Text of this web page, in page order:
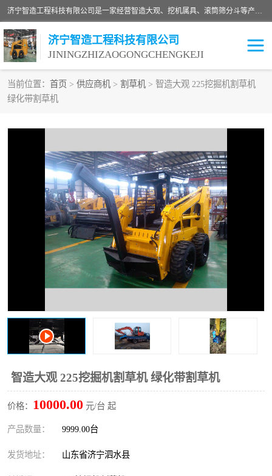
济宁智造工程科技有限公司是一家经营智造大观、挖机属具、滚筒筛分斗等产品的滑移装载机厂家。济宁智造工程科技有限公司奉行以质量赢得用户，诚信为本，互利共赢的宗旨，依靠雄厚的技术力量，科学的管理制度，先进的加工检测设备，始终坚持以客户为中心，免费咨询！
济宁智造工程科技有限公司
JININGZHIZAOGONGCHENGKEJI
当前位置： 首页 > 供应商机 > 割草机 > 智造大观 225挖掘机割草机
绿化带割草机
智造大观 225挖掘机割草机 绿化带割草机
价格： 10000.00 元/台 起
产品数量： 9999.00台
发货地址： 山东省济宁泗水县
振动夯
滚筒筛分斗 粉碎钳
液压剪 土壤修复
铣刨机 开沟机
伐木机 破碎机
压路机
枕木机 滑移装载机
清扫器 割草机
挖树机 拓荒机
滚筒筛
挖掘机破碎斗